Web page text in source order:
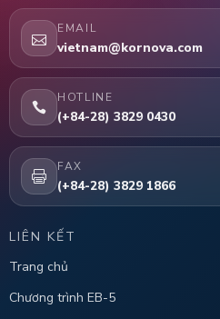
EMAIL
vietnam@kornova.com
HOTLINE
(+84-28) 3829 0430
FAX
(+84-28) 3829 1866
LIÊN KẾT
Trang chủ
Chương trình EB-5